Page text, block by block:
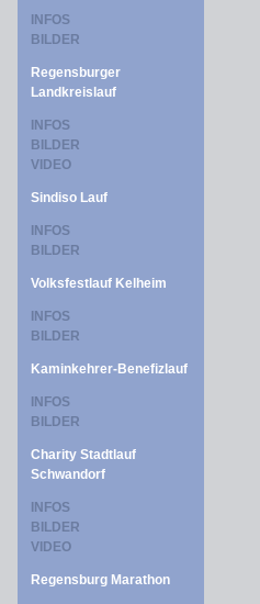
INFOS
BILDER
Regensburger
Landkreislauf
INFOS
BILDER
VIDEO
Sindiso Lauf
INFOS
BILDER
Volksfestlauf Kelheim
INFOS
BILDER
Kaminkehrer-Benefizlauf
INFOS
BILDER
Charity Stadtlauf
Schwandorf
INFOS
BILDER
VIDEO
Regensburg Marathon